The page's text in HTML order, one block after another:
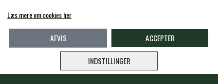
WALSH
Læs mere om cookies her
INDSTILLINGER
AFVIS ACCEPTER